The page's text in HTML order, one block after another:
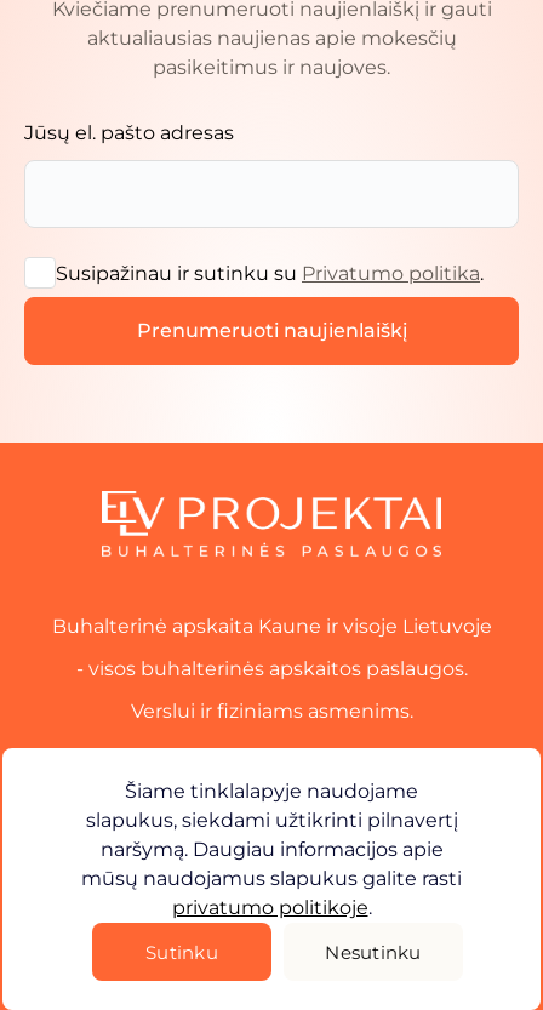
Kviečiame prenumeruoti naujienlaiškį ir gauti
aktualiausias naujienas apie mokesčių
pasikeitimus ir naujoves.
Jūsų el. pašto adresas
Susipažinau ir sutinku su Privatumo politika.
Buhalterinė apskaita Kaune ir visoje Lietuvoje
- visos buhalterinės apskaitos paslaugos.
Verslui ir fiziniams asmenims.
Paslaugos
Kontaktai​
Privatumo Politika
ELV Projektai. Visos teisės saugomos.
Sprendimas -
Sveiki! Kuo galiu jums padėti?
Šiame tinklalapyje naudojame
slapukus, siekdami užtikrinti pilnavertį
naršymą. Daugiau informacijos apie
mūsų naudojamus slapukus galite rasti
privatumo politikoje.
Sutinku
Nesutinku